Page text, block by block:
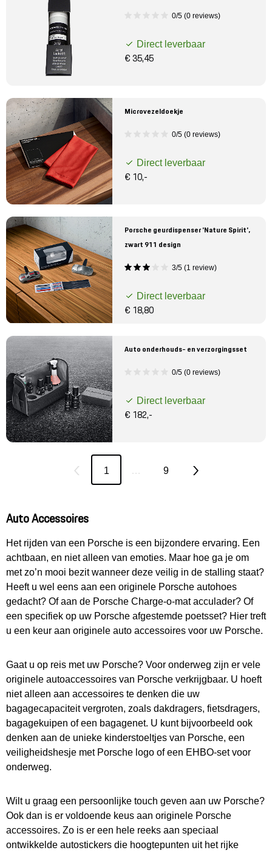
0/5 (0 reviews)
Direct leverbaar
€ 35,45
Microvezeldoekje
0/5 (0 reviews)
Direct leverbaar
€ 10,-
Porsche geurdispenser 'Nature Spirit',
zwart 911 design
3/5 (1 review)
Direct leverbaar
€ 18,80
Auto onderhouds- en verzorgingsset
0/5 (0 reviews)
Direct leverbaar
€ 182,-
1 … 9
Auto Accessoires
Het rijden van een Porsche is een bijzondere ervaring. Een
achtbaan, en niet alleen van emoties. Maar hoe ga je om
met zo’n mooi bezit wanneer deze veilig in de stalling staat?
Heeft u wel eens aan een originele Porsche autohoes
gedacht? Of aan de Porsche Charge-o-mat acculader? Of
een specifiek op uw Porsche afgestemde poetsset? Hier treft
u een keur aan originele auto accessoires voor uw Porsche.
Gaat u op reis met uw Porsche? Voor onderweg zijn er vele
originele autoaccessoires van Porsche verkrijgbaar. U hoeft
niet alleen aan accessoires te denken die uw
bagagecapaciteit vergroten, zoals dakdragers, fietsdragers,
bagagekuipen of een bagagenet. U kunt bijvoorbeeld ook
denken aan de unieke kinderstoeltjes van Porsche, een
veiligheidshesje met Porsche logo of een EHBO-set voor
onderweg.
Wilt u graag een persoonlijke touch geven aan uw Porsche?
Ook dan is er voldoende keus aan originele Porsche
accessoires. Zo is er een hele reeks aan speciaal
ontwikkelde autostickers die hoogtepunten uit het rijke